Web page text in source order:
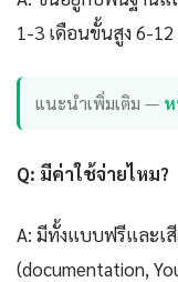
1-3 เดือนขั้นสูง 6-12
แนะนำเพิ่มเติม —
Q: มีค่าใช้จ่ายไหม?
A: มีทั้งแบบฟรีและเ
(documentation,